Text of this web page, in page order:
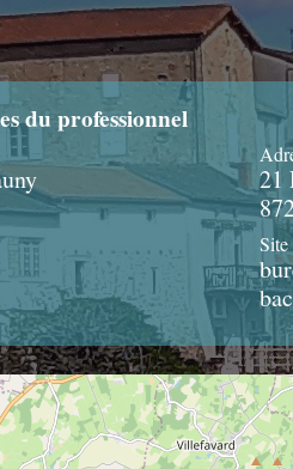
du professionnel
21